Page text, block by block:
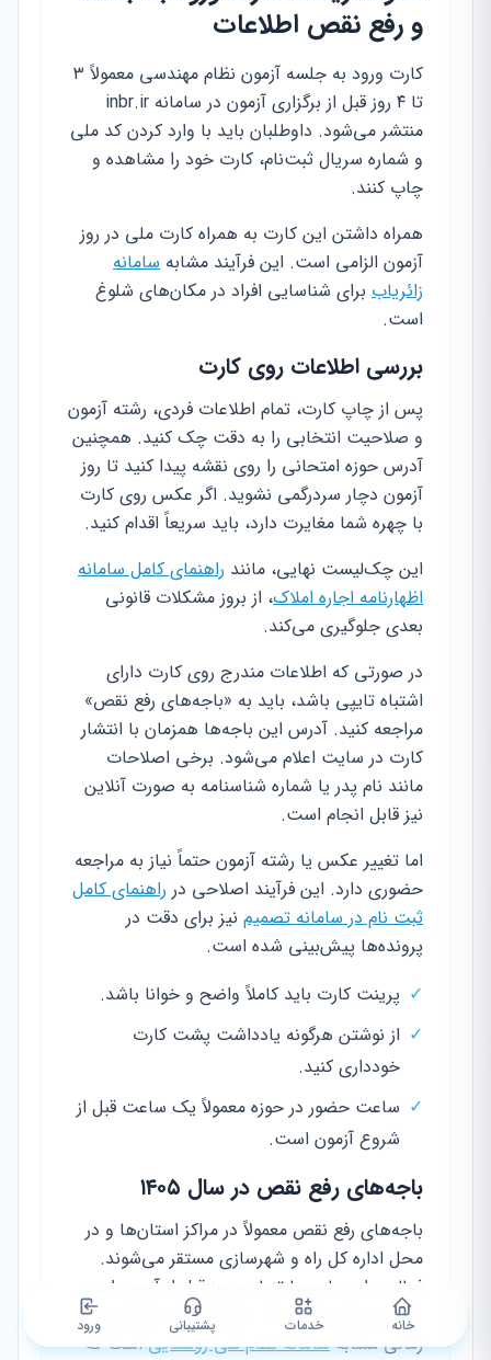
و رفع نقص اطلاعات
کارت ورود به جلسه آزمون نظام مهندسی معمولاً ۳
تا ۴ روز قبل از برگزاری آزمون در سامانه inbr.ir
منتشر می‌شود. داوطلبان باید با وارد کردن کد ملی
و شماره سریال ثبت‌نام، کارت خود را مشاهده و
چاپ کنند.
همراه داشتن این کارت به همراه کارت ملی در روز
آزمون الزامی است. این فرآیند مشابه سامانه
زائریاب برای شناسایی افراد در مکان‌های شلوغ
است.
بررسی اطلاعات روی کارت
پس از چاپ کارت، تمام اطلاعات فردی، رشته آزمون
و صلاحیت انتخابی را به دقت چک کنید. همچنین
آدرس حوزه امتحانی را روی نقشه پیدا کنید تا روز
آزمون دچار سردرگمی نشوید. اگر عکس روی کارت
با چهره شما مغایرت دارد، باید سریعاً اقدام کنید.
این چک‌لیست نهایی، مانند راهنمای کامل سامانه
اظهارنامه اجاره املاک، از بروز مشکلات قانونی
بعدی جلوگیری می‌کند.
در صورتی که اطلاعات مندرج روی کارت دارای
اشتباه تایپی باشد، باید به «باجه‌های رفع نقص»
مراجعه کنید. آدرس این باجه‌ها همزمان با انتشار
کارت در سایت اعلام می‌شود. برخی اصلاحات
مانند نام پدر یا شماره شناسنامه به صورت آنلاین
نیز قابل انجام است.
اما تغییر عکس یا رشته آزمون حتماً نیاز به مراجعه
حضوری دارد. این فرآیند اصلاحی در راهنمای کامل
ثبت نام در سامانه تصمیم نیز برای دقت در
پرونده‌ها پیش‌بینی شده است.
✓ پرینت کارت باید کاملاً واضح و خوانا باشد.
✓ از نوشتن هرگونه یادداشت پشت کارت
خودداری کنید.
✓ ساعت حضور در حوزه معمولاً یک ساعت قبل از
شروع آزمون است.
باجه‌های رفع نقص در سال ۱۴۰۵
باجه‌های رفع نقص معمولاً در مراکز استان‌ها و در
محل اداره کل راه و شهرسازی مستقر می‌شوند.
فعالیت این باجه‌ها تنها دو روز قبل از آزمون است.
بنابراین زمان را از دست ندهید. این محدودیت
زمانی مشابهسامانه نظام فنی روستاییاست که
خانه خدمات پشتیبانی ورود